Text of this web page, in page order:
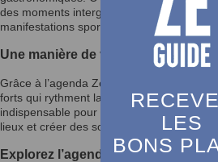
LES
BONS
des moments intergénérationnels lors
manifestations sportives.
Une manière de vivre pleinement
Grâce à l’agenda Ze Guide, vous ne
forts qui rythment la vie du Bassin
indispensable pour enrichir votre
lieux et créer des souvenirs mémorables
Explorez l’agenda et laissez-vous